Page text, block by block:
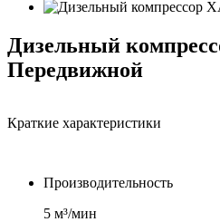
Дизельный
Передвижной
Краткие характеристики
Производительность
5 м³/мин